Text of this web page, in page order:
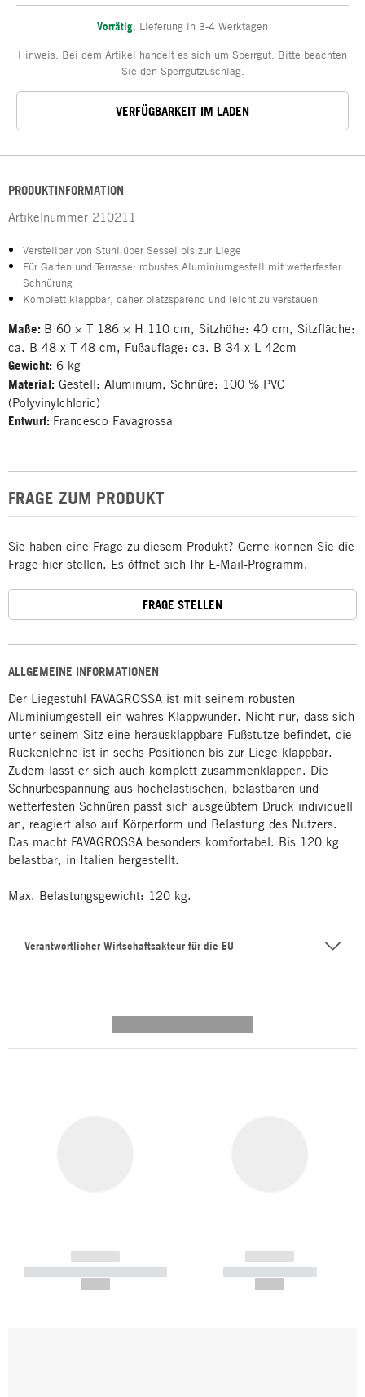
Vorrätig Lieferung in 3-4 Werktagen
Hinweis: Bei dem Artikel handelt es sich um Sperrgut. Bitte beachten
Sie den Sperrgutzuschlag.
VERFÜGBARKEIT IM LADEN
ALLGEMEINE INFORMATIONEN
Der Liegestuhl FAVAGROSSA ist mit seinem robusten
Aluminiumgestell ein wahres Klappwunder. Nicht nur, dass sich
unter seinem Sitz eine herausklappbare Fußstütze befindet, die
Rückenlehne ist in sechs Positionen bis zur Liege klappbar.
Zudem lässt er sich auch komplett zusammenklappen. Die
Schnurbespannung aus hochelastischen, belastbaren und
wetterfesten Schnüren passt sich ausgeübtem Druck individuell
an, reagiert also auf Körperform und Belastung des Nutzers.
Das macht FAVAGROSSA besonders komfortabel. Bis 120 kg
belastbar, in Italien hergestellt.
Max. Belastungsgewicht: 120 kg.
Verantwortlicher Wirtschaftsakteur für die EU
PRODUKTINFORMATION
Artikelnummer 210211
Verstellbar von Stuhl über Sessel bis zur Liege
Für Garten und Terrasse: robustes Aluminiumgestell mit wetterfester
Schnürung
Komplett klappbar, daher platzsparend und leicht zu verstauen
Maße: B 60 × T 186 × H 110 cm, Sitzhöhe: 40 cm, Sitzfläche:
ca. B 48 x T 48 cm, Fußauflage: ca. B 34 x L 42cm
Gewicht: 6 kg
Material: Gestell: Aluminium, Schnüre: 100 % PVC
(Polyvinylchlorid)
Entwurf: Francesco Favagrossa
FRAGE ZUM PRODUKT
Sie haben eine Frage zu diesem Produkt? Gerne können Sie die
Frage hier stellen. Es öffnet sich Ihr E-Mail-Programm.
FRAGE STELLEN
------------
----------- ----------- -----------
------------
----------- -----------